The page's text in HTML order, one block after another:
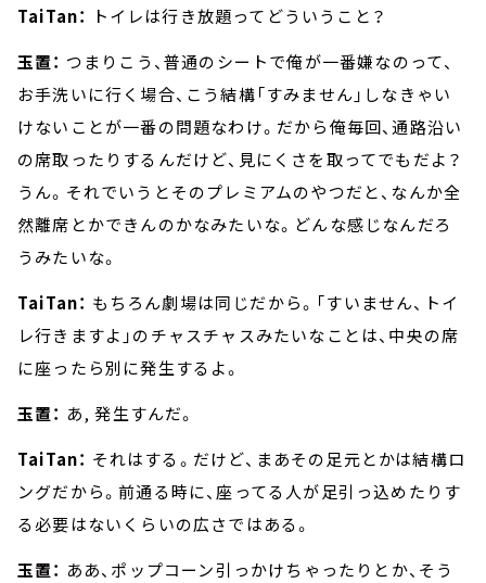
TaiTan：
トイレは行き放題ってどういうこと？
玉置： つまりこう、普通のシートで俺が一番嫌なのって、
お手洗いに行く場合、こう結構「すみません」しなきゃい
けないことが一番の問題なわけ。だから俺毎回、通路沿い
の席取ったりするんだけど、見にくさを取ってでもだよ？
うん。それでいうとそのプレミアムのやつだと、なんか全
然離席とかできんのかなみたいな。どんな感じなんだろ
うみたいな。
TaiTan： もちろん劇場は同じだから。「すいません、トイ
レ行きますよ」のチャスチャスみたいなことは、中央の席
に座ったら別に発生するよ。
玉置： あ, 発生すんだ。
TaiTan： それはする。だけど、まあその足元とかは結構ロ
ングだから。前通る時に、座ってる人が足引っ込めたりす
る必要はないくらいの広さではある。
玉置： ああ、ポップコーン引っかけちゃったりとか、そう